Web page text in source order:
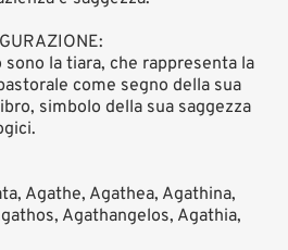
la tiara, che rappresenta la
come segno della sua
simbolo della sua saggezza
Agathe, Agathea, Agathina,
Agathangelos, Agathia,